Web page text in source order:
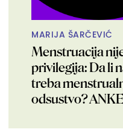
MARIJA ŠARČEVIĆ
Menstruacija
privilegija: Da li
treba
odsustvo?